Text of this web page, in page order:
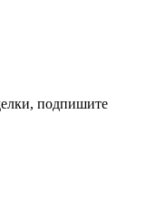
подпишите